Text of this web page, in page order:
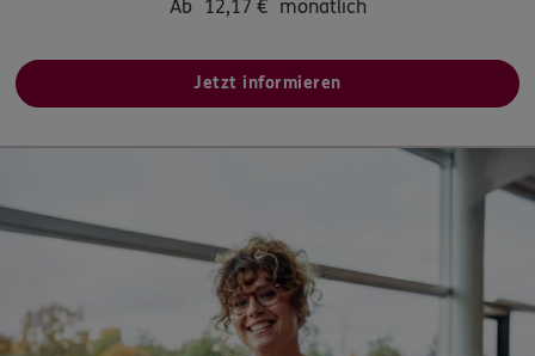
Ab 12,17 € monatlich
Jetzt informieren